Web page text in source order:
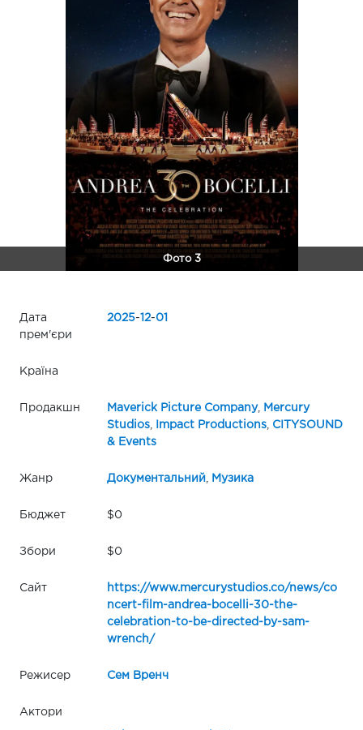
Фото 3
Дата
прем'єри
2025-12-01
Країна
Продакшн Maverick Picture Company,
Mercury
Studios, Impact Productions,
CITYSOUND
& Events
Жанр Документальний Музика
Бюджет $0
Збори $0
Сайт
https://www.mercurystudios.co/news/co
ncert-film-andrea-bocelli-30-the-
celebration-to-be-directed-by-sam-
wrench/
Режисер Сем Вренч
Актори